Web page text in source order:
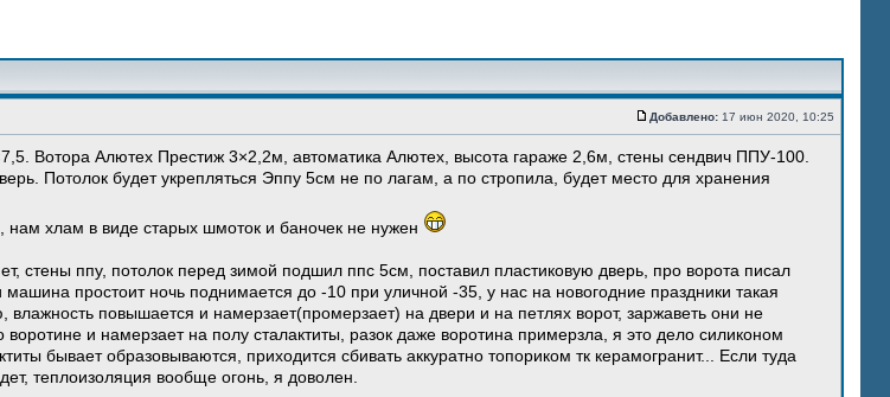
Добавлено: 17 июн 2020, 10:25
Вотора Алютех Престиж 3×2,2м, автоматика Алютех, высота гараже 2,6м, стены сендвич ППУ-100.
Потолок будет укрепляться Эппу 5см не по лагам, а по стропила, будет место для хранения
нам хлам в виде старых шмоток и баночек не нужен
стены ппу, потолок перед зимой подшил ппс 5см, поставил пластиковую дверь, про ворота писал
простоит ночь поднимается до -10 при уличной -35, у нас на новогодние праздники такая
повышается и намерзает(промерзает) на двери и на петлях ворот, заржаветь они не
и намерзает на полу сталактиты, разок даже воротина примерзла, я это дело силиконом
бывает образовываются, приходится сбивать аккуратно топориком тк керамогранит... Если туда
теплоизоляция вообще огонь, я доволен.